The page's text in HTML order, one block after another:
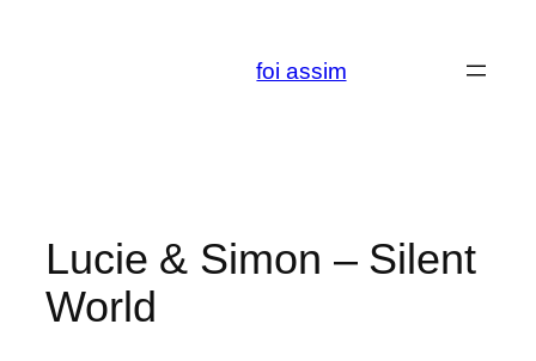
foi assim
Lucie & Simon – Silent
World